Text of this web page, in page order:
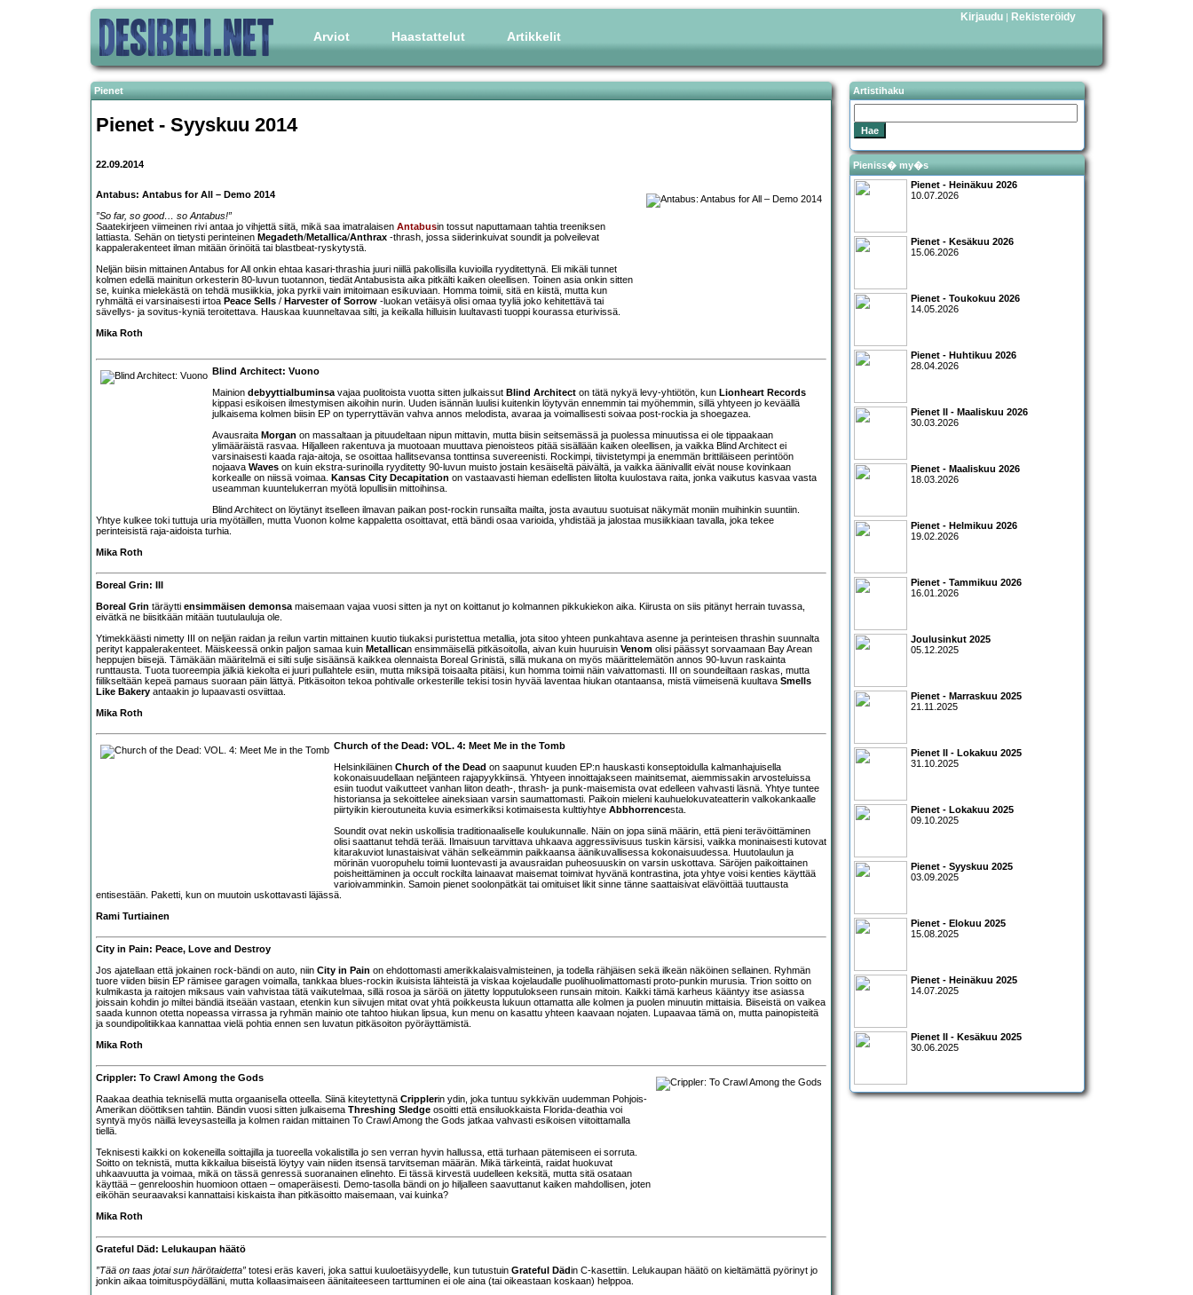
Arviot Haastattelut Artikkelit
Kirjaudu | Rekisteröidy
Pienet
Pienet - Syyskuu 2014
22.09.2014
Antabus: Antabus for All – Demo 2014
”So far, so good… so Antabus!”
Saatekirjeen viimeinen rivi antaa jo vihjettä siitä, mikä saa imatralaisen Antabusin tossut naputtamaan tahtia treeniksen
lattiasta. Sehän on tietysti perinteinen Megadeth/Metallica/Anthrax -thrash, jossa siiderinkuivat soundit ja polveilevat
kappalerakenteet ilman mitään örinöitä tai blastbeat-ryskytystä.
Neljän biisin mittainen Antabus for All onkin ehtaa kasari-thrashia juuri niillä pakollisilla kuvioilla ryyditettynä. Eli mikäli tunnet
kolmen edellä mainitun orkesterin 80-luvun tuotannon, tiedät Antabusista aika pitkälti kaiken oleellisen. Toinen asia onkin sitten
se, kuinka mielekästä on tehdä musiikkia, joka pyrkii vain imitoimaan esikuviaan. Homma toimii, sitä en kiistä, mutta kun
ryhmältä ei varsinaisesti irtoa Peace Sells / Harvester of Sorrow -luokan vetäisyä olisi omaa tyyliä joko kehitettävä tai
sävellys- ja sovitus-kyniä teroitettava. Hauskaa kuunneltavaa silti, ja keikalla hilluisin luultavasti tuoppi kourassa eturivissä.
Mika Roth
Blind Architect: Vuono
Mainion debyyttialbuminsa vajaa puolitoista vuotta sitten julkaissut Blind Architect on tätä nykyä levy-yhtiötön, kun Lionheart Records
kippasi esikoisen ilmestymisen aikoihin nurin. Uuden isännän luulisi kuitenkin löytyvän ennemmin tai myöhemmin, sillä yhtyeen jo keväällä
julkaisema kolmen biisin EP on typerryttävän vahva annos melodista, avaraa ja voimallisesti soivaa post-rockia ja shoegazea.
Avausraita Morgan on massaltaan ja pituudeltaan nipun mittavin, mutta biisin seitsemässä ja puolessa minuutissa ei ole tippaakaan
ylimääräistä rasvaa. Hiljalleen rakentuva ja muotoaan muuttava pienoisteos pitää sisällään kaiken oleellisen, ja vaikka Blind Architect ei
varsinaisesti kaada raja-aitoja, se osoittaa hallitsevansa tonttinsa suvereenisti. Rockimpi, tiivistetympi ja enemmän brittiläiseen perintöön
nojaava Waves on kuin ekstra-surinoilla ryyditetty 90-luvun muisto jostain kesäiseltä päivältä, ja vaikka äänivallit eivät nouse kovinkaan
korkealle on niissä voimaa. Kansas City Decapitation on vastaavasti hieman edellisten liitolta kuulostava raita, jonka vaikutus kasvaa vasta
useamman kuuntelukerran myötä lopullisiin mittoihinsa.
Blind Architect on löytänyt itselleen ilmavan paikan post-rockin runsailta mailta, josta avautuu suotuisat näkymät moniin muihinkin suuntiin.
Yhtye kulkee toki tuttuja uria myötäillen, mutta Vuonon kolme kappaletta osoittavat, että bändi osaa varioida, yhdistää ja jalostaa musiikkiaan tavalla, joka tekee
perinteisistä raja-aidoista turhia.
Mika Roth
Boreal Grin: III
Boreal Grin täräytti ensimmäisen demonsa maisemaan vajaa vuosi sitten ja nyt on koittanut jo kolmannen pikkukiekon aika. Kiirusta on siis pitänyt herrain tuvassa,
eivätkä ne biisitkään mitään tuutulauluja ole.
Ytimekkäästi nimetty III on neljän raidan ja reilun vartin mittainen kuutio tiukaksi puristettua metallia, jota sitoo yhteen punkahtava asenne ja perinteisen thrashin suunnalta
perityt kappalerakenteet. Mäiskeessä onkin paljon samaa kuin Metallican ensimmäisellä pitkäsoitolla, aivan kuin huuruisin Venom olisi päässyt sorvaamaan Bay Arean
heppujen biisejä. Tämäkään määritelmä ei silti sulje sisäänsä kaikkea olennaista Boreal Grinistä, sillä mukana on myös määrittelemätön annos 90-luvun raskainta
runttausta. Tuota tuoreempia jälkiä kiekolta ei juuri pullahtele esiin, mutta miksipä toisaalta pitäisi, kun homma toimii näin vaivattomasti. III on soundeiltaan raskas, mutta
fiilikseltään kepeä pamaus suoraan päin lättyä. Pitkäsoiton tekoa pohtivalle orkesterille tekisi tosin hyvää laventaa hiukan otantaansa, mistä viimeisenä kuultava Smells
Like Bakery antaakin jo lupaavasti osviittaa.
Mika Roth
Church of the Dead: VOL. 4: Meet Me in the Tomb
Helsinkiläinen Church of the Dead on saapunut kuuden EP:n hauskasti konseptoidulla kalmanhajuisella
kokonaisuudellaan neljänteen rajapyykkiinsä. Yhtyeen innoittajakseen mainitsemat, aiemmissakin arvosteluissa
esiin tuodut vaikutteet vanhan liiton death-, thrash- ja punk-maisemista ovat edelleen vahvasti läsnä. Yhtye tuntee
historiansa ja sekoittelee aineksiaan varsin saumattomasti. Paikoin mieleni kauhuelokuvateatterin valkokankaalle
piirtyikin kieroutuneita kuvia esimerkiksi kotimaisesta kulttiyhtye Abbhorrencesta.
Soundit ovat nekin uskollisia traditionaaliselle koulukunnalle. Näin on jopa siinä määrin, että pieni terävöittäminen
olisi saattanut tehdä terää. Ilmaisuun tarvittava uhkaava aggressiivisuus tuskin kärsisi, vaikka moninaisesti kutovat
kitarakuviot lunastaisivat vähän selkeämmin paikkaansa äänikuvallisessa kokonaisuudessa. Huutolaulun ja
mörinän vuoropuhelu toimii luontevasti ja avausraidan puheosuuskin on varsin uskottava. Säröjen paikoittainen
poisheittäminen ja occult rockilta lainaavat maisemat toimivat hyvänä kontrastina, jota yhtye voisi kenties käyttää
varioivamminkin. Samoin pienet soolonpätkät tai omituiset likit sinne tänne saattaisivat elävöittää tuuttausta
entisestään. Paketti, kun on muutoin uskottavasti läjässä.
Rami Turtiainen
City in Pain: Peace, Love and Destroy
Jos ajatellaan että jokainen rock-bändi on auto, niin City in Pain on ehdottomasti amerikkalaisvalmisteinen, ja todella rähjäisen sekä ilkeän näköinen sellainen. Ryhmän
tuore viiden biisin EP rämisee garagen voimalla, tankkaa blues-rockin ikuisista lähteistä ja viskaa kojelaudalle puolihuolimattomasti proto-punkin murusia. Trion soitto on
kulmikasta ja raitojen miksaus vain vahvistaa tätä vaikutelmaa, sillä rosoa ja säröä on jätetty lopputulokseen runsain mitoin. Kaikki tämä karheus kääntyy itse asiassa
joissain kohdin jo miltei bändiä itseään vastaan, etenkin kun siivujen mitat ovat yhtä poikkeusta lukuun ottamatta alle kolmen ja puolen minuutin mittaisia. Biiseistä on vaikea
saada kunnon otetta nopeassa virrassa ja ryhmän mainio ote tahtoo hiukan lipsua, kun menu on kasattu yhteen kaavaan nojaten. Lupaavaa tämä on, mutta painopisteitä
ja soundipolitiikkaa kannattaa vielä pohtia ennen sen luvatun pitkäsoiton pyöräyttämistä.
Mika Roth
Crippler: To Crawl Among the Gods
Raakaa deathia teknisellä mutta orgaanisella otteella. Siinä kiteytettynä Cripplerin ydin, joka tuntuu sykkivän uudemman Pohjois-
Amerikan dööttiksen tahtiin. Bändin vuosi sitten julkaisema Threshing Sledge osoitti että ensiluokkaista Florida-deathia voi
syntyä myös näillä leveysasteilla ja kolmen raidan mittainen To Crawl Among the Gods jatkaa vahvasti esikoisen viitoittamalla
tiellä.
Teknisesti kaikki on kokeneilla soittajilla ja tuoreella vokalistilla jo sen verran hyvin hallussa, että turhaan pätemiseen ei sorruta.
Soitto on teknistä, mutta kikkailua biiseistä löytyy vain niiden itsensä tarvitseman määrän. Mikä tärkeintä, raidat huokuvat
uhkaavuutta ja voimaa, mikä on tässä genressä suoranainen elinehto. Ei tässä kirvestä uudelleen keksitä, mutta sitä osataan
käyttää – genrelooshin huomioon ottaen – omaperäisesti. Demo-tasolla bändi on jo hiljalleen saavuttanut kaiken mahdollisen, joten
eiköhän seuraavaksi kannattaisi kiskaista ihan pitkäsoitto maisemaan, vai kuinka?
Mika Roth
Grateful Däd: Lelukaupan häätö
”Tää on taas jotai sun härötaidetta” totesi eräs kaveri, joka sattui kuuloetäisyydelle, kun tutustuin Grateful Dädin C-kasettiin. Lelukaupan häätö on kieltämättä pyörinyt jo
jonkin aikaa toimituspöydälläni, mutta kollaasimaiseen äänitaiteeseen tarttuminen ei ole aina (tai oikeastaan koskaan) helppoa.
Artistihaku
Pieniss� my�s
Pienet - Heinäkuu 2026
10.07.2026
Pienet - Kesäkuu 2026
15.06.2026
Pienet - Toukokuu 2026
14.05.2026
Pienet - Huhtikuu 2026
28.04.2026
Pienet II - Maaliskuu 2026
30.03.2026
Pienet - Maaliskuu 2026
18.03.2026
Pienet - Helmikuu 2026
19.02.2026
Pienet - Tammikuu 2026
16.01.2026
Joulusinkut 2025
05.12.2025
Pienet - Marraskuu 2025
21.11.2025
Pienet II - Lokakuu 2025
31.10.2025
Pienet - Lokakuu 2025
09.10.2025
Pienet - Syyskuu 2025
03.09.2025
Pienet - Elokuu 2025
15.08.2025
Pienet - Heinäkuu 2025
14.07.2025
Pienet II - Kesäkuu 2025
30.06.2025